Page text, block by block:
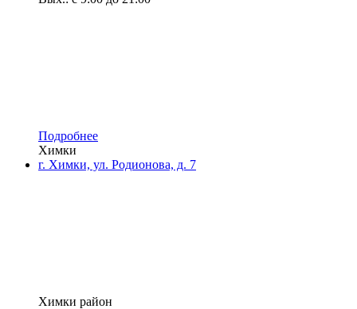
Подробнее
Химки
г. Химки, ул. Родионова, д. 7
Химки район